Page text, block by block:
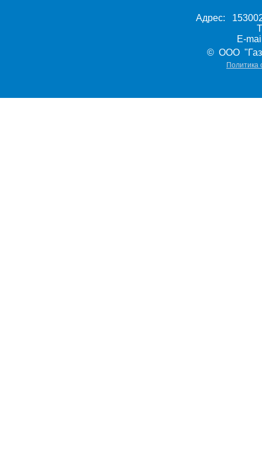
Адрес:
E-
© ООО
Политика